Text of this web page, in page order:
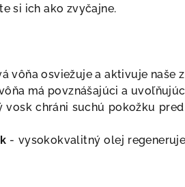
si ich ako zvyčajne.
vôňa osviežuje a aktivuje naše
má povznášajúci a
vosk chráni suchú pokožku
- vysokokvalitný olej